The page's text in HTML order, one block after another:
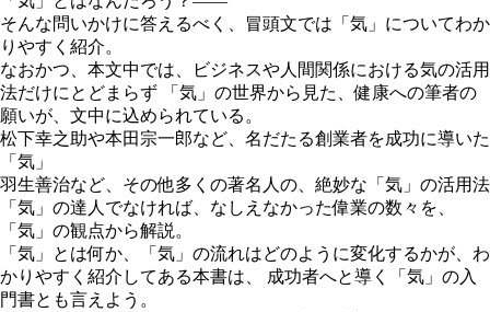
そんな問いかけに答えるべく、冒頭文では「気」についてわか
りやすく紹介。
なおかつ、本文中では、ビジネスや人間関係における気の活用
法だけにとどまらず 「気」の世界から見た、健康への筆者の
願いが、文中に込められている。
松下幸之助や本田宗一郎など、名だたる創業者を成功に導いた
「気」
羽生善治など、その他多くの著名人の、絶妙な「気」の活用法
「気」の達人でなければ、なしえなかった偉業の数々を、
「気」の観点から解説。
「気」とは何か、「気」の流れはどのように変化するかが、わ
かりやすく紹介してある本書は、 成功者へと導く「気」の入
門書とも言えよう。